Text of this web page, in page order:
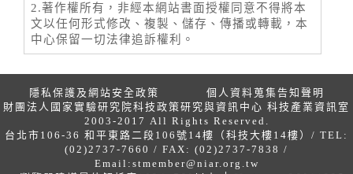
2.著作權所有，非經本網站書面授權同意不得將本
文以任何形式修改、複製、儲存、傳播或轉載，本
中心保留一切法律追訴權利。
隱私保護及網站安全政策
個人資料蒐集告知聲明
財團法人國家實驗研究院科技政策研究與資訊中心 科技產業資訊室
2003-2017 All Rights Reserved.
台北市106-36 和平東路二段106號14樓（科技大樓14樓）/ TEL:
(02)2737-7660 / FAX: (02)2737-7838 /
Email: stmember@niar.org.tw